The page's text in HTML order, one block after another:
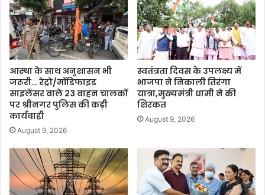
आस्था के साथ अनुशासन भी
जरूरी… रेट्रो/मॉडिफाइड
साइलेंसर वाले 23 वाहन चालकों
पर श्रीनगर पुलिस की कड़ी
कार्यवाही
August 9, 2026
स्वतंत्रता दिवस के उपलक्ष्य में
भाजपा ने निकाली तिरंगा
यात्रा,मुख्यमंत्री धामी ने की
शिरकत
August 9, 2026